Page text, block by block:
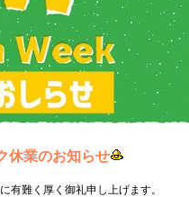
休業のお知らせ
有難く厚く御礼申し上げます。